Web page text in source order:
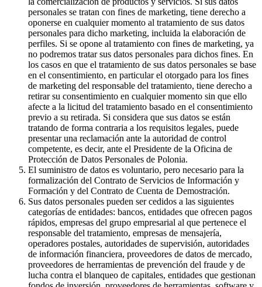
personales se tratan con fines de marketing, tiene derecho a
oponerse en cualquier momento al tratamiento de sus datos
personales para dicho marketing, incluida la elaboración de
perfiles. Si se opone al tratamiento con fines de marketing, ya
no podremos tratar sus datos personales para dichos fines. En
los casos en que el tratamiento de sus datos personales se base
en el consentimiento, en particular el otorgado para los fines
de marketing del responsable del tratamiento, tiene derecho a
retirar su consentimiento en cualquier momento sin que ello
afecte a la licitud del tratamiento basado en el consentimiento
previo a su retirada. Si considera que sus datos se están
tratando de forma contraria a los requisitos legales, puede
presentar una reclamación ante la autoridad de control
competente, es decir, ante el Presidente de la Oficina de
Protección de Datos Personales de Polonia.
El suministro de datos es voluntario, pero necesario para la
formalización del Contrato de Servicios de Información y
Formación y del Contrato de Cuenta de Demostración.
Sus datos personales pueden ser cedidos a las siguientes
categorías de entidades: bancos, entidades que ofrecen pagos
rápidos, empresas del grupo empresarial al que pertenece el
responsable del tratamiento, empresas de mensajería,
operadores postales, autoridades de supervisión, autoridades
de información financiera, proveedores de datos de mercado,
proveedores de herramientas de prevención del fraude y de
lucha contra el blanqueo de capitales, entidades que gestionan